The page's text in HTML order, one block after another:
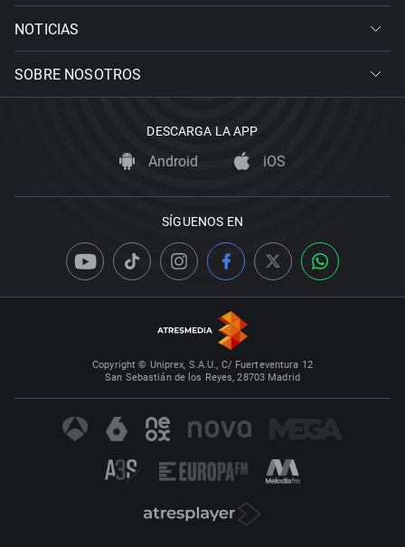
NOTICIAS
SOBRE NOSOTROS
DESCARGA LA APP
Android iOS
SÍGUENOS EN
Copyright © Uniprex, S.A.U., C/ Fuerteventura 12
San Sebastián de los Reyes, 28703 Madrid